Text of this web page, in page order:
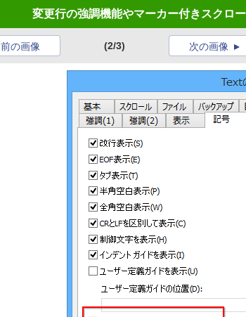
変更行の強調機能やマーカー付きスクロ
前の画像 (2/3) 次の画像